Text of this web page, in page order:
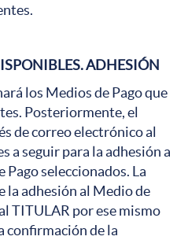
ADHESIÓN
los Medios de Pago que
Posteriormente, el
de correo electrónico al
a seguir para laadhesión a
Pago seleccionados. La
la adhesión al Medio de
TITULAR por ese mismo
confirmación de la